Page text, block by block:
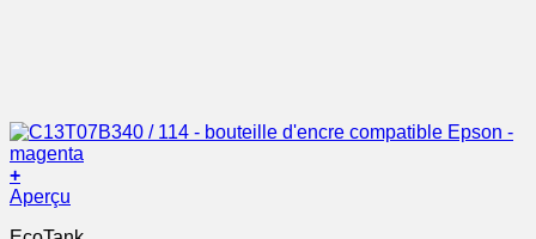
+
Aperçu